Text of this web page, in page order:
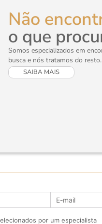
Não
o que
Somos especializados em
busca e nós tratamos do resto.
SAIBA MAIS
por um especialista